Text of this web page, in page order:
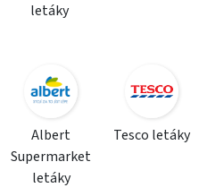
letáky
Albert
Supermarket
letáky
Tesco letáky